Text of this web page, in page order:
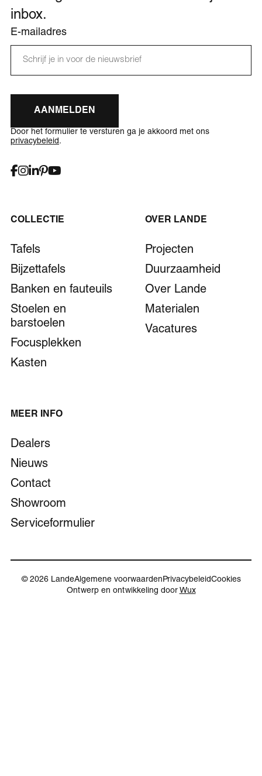
inbox.
E-mailadres
AANMELDEN
Door het formulier te versturen ga je akkoord met ons
privacybeleid .
COLLECTIE
Tafels
Bijzettafels
Banken en fauteuils
Stoelen en
barstoelen
Focusplekken
Kasten
OVER LANDE
Projecten
Duurzaamheid
Over Lande
Materialen
Vacatures
MEER INFO
Dealers
Nieuws
Contact
Showroom
Serviceformulier
© 2026 LandeAlgemene voorwaarden PrivacybeleidCookies
Ontwerp en ontwikkeling door Wux